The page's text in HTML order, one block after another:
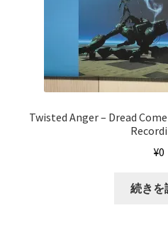
Twisted Anger ‎– Dread
¥0
続きを